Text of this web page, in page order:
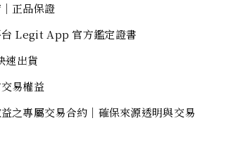
正品保證
台 Legit App 官方鑑定證書
速出貨
易權益
之專屬交易合約｜確保來源透明與交易